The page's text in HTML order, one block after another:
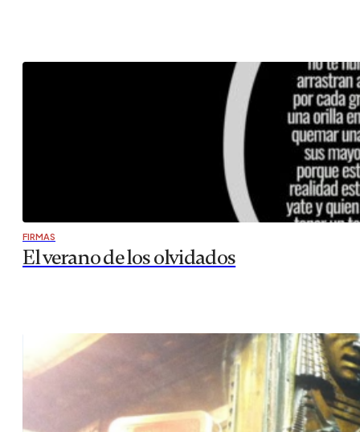
FIRMAS
El verano de los olvidados